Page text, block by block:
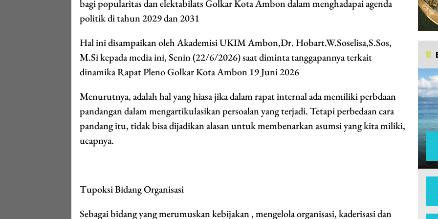
bagi popularitas dan elektabilats Golkar Kota Ambon dalam menghadapai agenda
politik di tahun 2029 dan 2031
Hal ini disampaikan oleh Akademisi UKIM Ambon,Dr. Hobart.W.Soselisa,S.Sos,
M.Si kepada media ini, Senin (22/6/2026) saat diminta tanggapannya terkait
dinamika Rapat Pleno Golkar Kota Ambon 19 Juni 2026
Menurutnya, adalah hal yang hiasa jika dalam rapat internal ada memiliki perbdaan
pandangan dalam mengartikulasikan persoalan yang terjadi. Tetapi perbedaan cara
pandang itu, tidak bisa dijadikan alasan untuk membenarkan asumsi yang kita miliki,
ucapnya.
Tupoksi Bidang Organisasi
Sebagai bidang yang merumuskan kebijakan , mengelola organisasi, kaderisasi dan